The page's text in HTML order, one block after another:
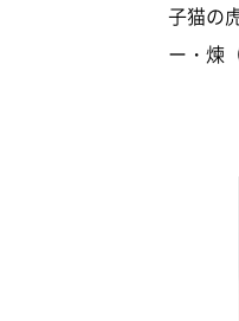
子猫の
ー・煉